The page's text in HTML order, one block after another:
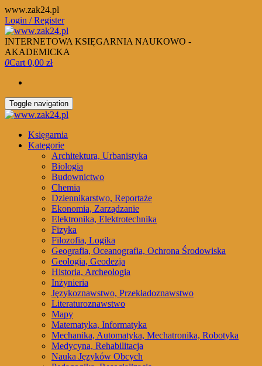
Skip
to
the
content
www.zak24.pl
Login / Register
INTERNETOWA KSIĘGARNIA NAUKOWO -
AKADEMICKA
0Cart 0,00 zł
Toggle navigation
Księgarnia
Kategorie
Architektura, Urbanistyka
Biologia
Budownictwo
Chemia
Dziennikarstwo, Reportaże
Ekonomia, Zarządzanie
Elektronika, Elektrotechnika
Fizyka
Filozofia, Logika
Geografia, Oceanografia, Ochrona Środowiska
Geologia, Geodezja
Historia, Archeologia
Inżynieria
Językoznawstwo, Przekładoznawstwo
Literaturoznawstwo
Mapy
Matematyka, Informatyka
Mechanika, Automatyka, Mechatronika, Robotyka
Medycyna, Rehabilitacja
Nauka Języków Obcych